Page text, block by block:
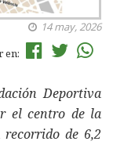
14 may, 2026
en:
Deportiva
el centro de la
de 6,2